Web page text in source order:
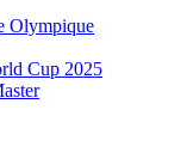
Olympique
Cup 2025